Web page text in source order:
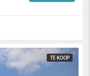
TE KOOP